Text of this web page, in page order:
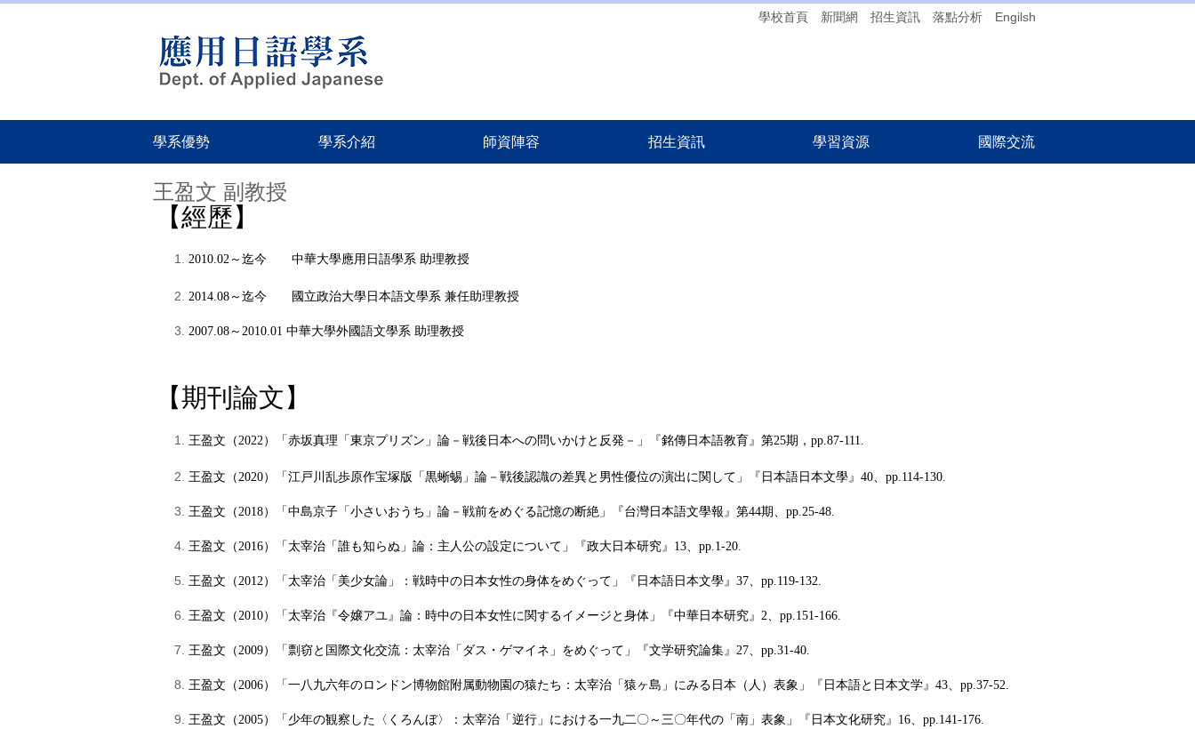
學校首頁 新聞網 招生資訊 落點分析 Engilsh
學系優勢 學系介紹 師資陣容 招生資訊 學習資源 國際交流
王盈文 副教授
【經歷】
2010.02～迄今 中華大學應用日語學系 助理教授
2014.08～迄今 國立政治大學 日本語文學系 兼任助理教授
2007.08～2010.01 中華大學外國語文學系 助理教授
【期刊論文】
王盈文 （ 2022 ）「赤坂真理「東京プリズン」論 － 戦後日本への問いかけと反発 －」『銘傳日本語教育』第25期，pp. 87-111.
王盈文（2020）「江戸川乱歩原作宝塚版「黒蜥蜴」論－戦後認識の差異と男性優位の演出に関して」『日本語日本文學』40、pp.114-130.
王盈文（2018）「中島京子「小さいおうち」論－戦前をめぐる記憶の断絶」『台灣日本語文學報』第44期、pp.25-48.
王盈文（2016）「太宰治「誰も知らぬ」論：主人公の設定について」『政大日本研究』13、pp.1-20.
王盈文（2012）「太宰治「美少女論」：戦時中の日本女性の身体をめぐって」『日本語日本文學』37、pp.119-132.
王盈文（2010）「太宰治『令嬢アユ』論：時中の日本女性に関するイメージと身体」『中華日本研究』2、pp.151-166.
王盈文（2009）「剽窃と国際文化交流：太宰治「ダス・ゲマイネ」をめぐって」『文学研究論集』27、pp.31-40.
王盈文（2006）「一八九六年のロンドン博物館附属動物園の猿たち：太宰治「猿ヶ島」にみる日本（人）表象」『日本語と日本文学』43、pp.37-52.
王盈文（2005）「少年の観察した〈くろんぼ〉：太宰治「逆行」における一九二〇～三〇年代の「南」表象」『日本文化研究』16、pp.141-176.